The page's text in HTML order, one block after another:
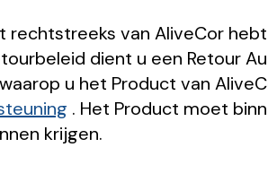
rechtstreeks van AliveCor
dient u een Retour
u het Product van
. Het Product moet
krijgen.